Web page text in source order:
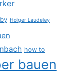
Holger Laudeley
how to
bauen